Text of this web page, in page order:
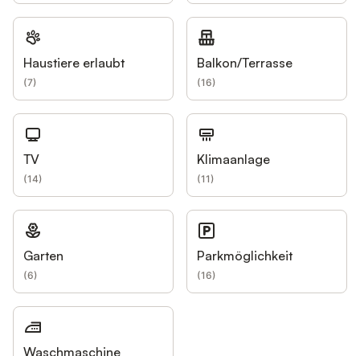
Haustiere erlaubt
(7)
Balkon/Terrasse
(16)
TV
(14)
Klimaanlage
(11)
Garten
(6)
Parkmöglichkeit
(16)
Waschmaschine